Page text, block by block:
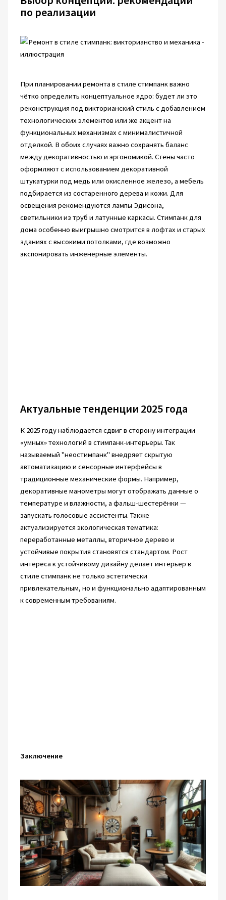
по реализации
При планировании ремонта в стиле стимпанк важно
чётко определить концептуальное ядро: будет ли это
реконструкция под викторианский стиль с добавлением
технологических элементов или же акцент на
функциональных механизмах с минималистичной
отделкой. В обоих случаях важно сохранять баланс
между декоративностью и эргономикой. Стены часто
оформляют с использованием декоративной
штукатурки под медь или окисленное железо, а мебель
подбирается из состаренного дерева и кожи. Для
освещения рекомендуются лампы Эдисона,
светильники из труб и латунные каркасы. Стимпанк для
дома особенно выигрышно смотрится в лофтах и старых
зданиях с высокими потолками, где возможно
экспонировать инженерные элементы.
Актуальные тенденции 2025 года
К 2025 году наблюдается сдвиг в сторону интеграции
«умных» технологий в стимпанк-интерьеры. Так
называемый "неостимпанк" внедряет скрытую
автоматизацию и сенсорные интерфейсы в
традиционные механические формы. Например,
декоративные манометры могут отображать данные о
температуре и влажности, а фальш-шестерёнки —
запускать голосовые ассистенты. Также
актуализируется экологическая тематика:
переработанные металлы, вторичное дерево и
устойчивые покрытия становятся стандартом. Рост
интереса к устойчивому дизайну делает интерьер в
стиле стимпанк не только эстетически
привлекательным, но и функционально адаптированным
к современным требованиям.
Заключение